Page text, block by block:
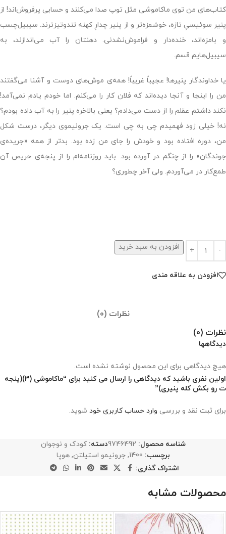
کتاب‌های من توی ماکاموشی مثل توپ صدا می‌کنند و حسابی پرفروش‌اند! از
پنیر سوئیسیِ تازه، خوشمزه‌تر و از پنیر چدارِ کهنه تندوتیزترند. سیبیل‌چسب
و بامزه‌اند، خنده‌دار و فراموش‌نشدنی. دهنتان را آب می‌اندازند، به
سیبیل‌هایم قسم.
یا خداوندگار پنیرها! عجیباً غریباً! همه‌ی موش‌های دوست و آشنا می‌گفتند
من را اینجا و آنجا دیده‌اند که فلان کار را می‌کنم. اما خودم یادم نمی‌آمد!
نکند داشتم عقلم را از دست می‌دادم؟ یعنی بالاخره پنیر را به آب داده بودم؟
نه! خیلی زود فهمیدم چی به چی است. یک جرونیموی دیگر، درست شکل
من، دوره افتاده بود و خودش را جای من زده بود. بدتر از همه «جریده‌ی
جوندگان» را از چنگم در آورده بود. باید روزنامه‌ام را از پنجه‌ی حریص آن
طمع‌کار در می‌آوردم. ولی آخر چطوری؟
افزودن به سبد خرید
افزودن به علاقه مندی
نظرات (0)
نظرات (0)
دیدگاهها
هیچ دیدگاهی برای این محصول نوشته نشده است.
اولین نفری باشید که دیدگاهی را ارسال می کنید برای “ماکاموشی (3)(پنجه
ت رو بکش کله پنیری)”
برای ثبت نقد و بررسی وارد حساب کاربری خود شوید.
شناسه محصول: 9746492دسته: کودک و نوجوان
برچسب: 1400
, جرونیمو استیلتن, هوپا
اشتراک گذاری:
محصولات مشابه